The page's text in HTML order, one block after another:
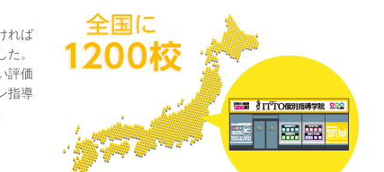
れば
。
評価
指導